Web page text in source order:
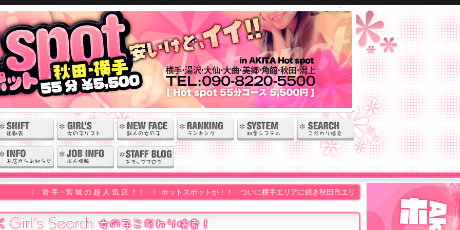
宮 城 の 超 人 気 店 ！！ 〕 ホットスポットが！！ ついに横手エリアに続き秋田市エリアへ ニューオープン!! もちろんすべて日本